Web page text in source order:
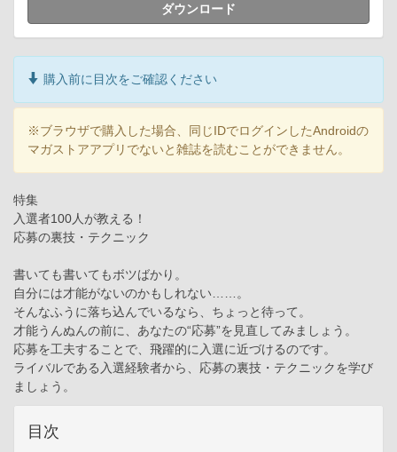
ダウンロード
購入前に目次をご確認ください
※ブラウザで購入した場合、同じIDでログインしたAndroidの
マガストアアプリでないと雑誌を読むことができません。
特集
入選者100人が教える！
応募の裏技・テクニック
書いても書いてもボツばかり。
自分には才能がないのかもしれない……。
そんなふうに落ち込んでいるなら、ちょっと待って。
才能うんぬんの前に、あなたの“応募”を見直してみましょう。
応募を工夫することで、飛躍的に入選に近づけるのです。
ライバルである入選経験者から、応募の裏技・テクニックを学び
ましょう。
目次